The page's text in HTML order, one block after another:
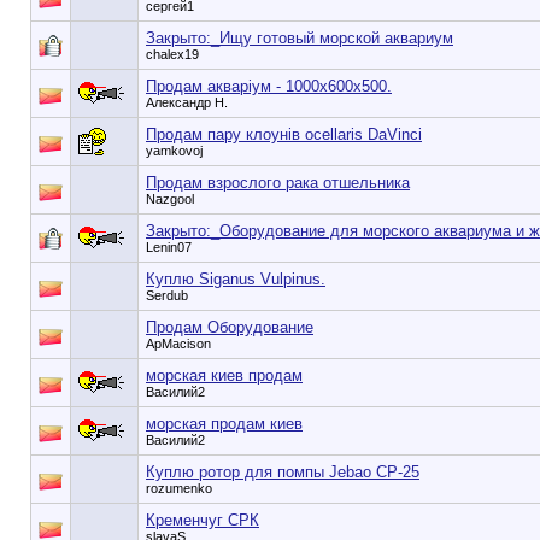
сергей1
Закрыто:_ Ищу готовый морской аквариум
chalex19
Продам акваріум - 1000х600х500.
Александр Н.
Продам пару клоунів ocellaris DaVinci
yamkovoj
Продам взрослого рака отшельника
Nazgool
Закрыто:_ Оборудование для морского аквариума и
Lenin07
Куплю Siganus Vulpinus.
Serdub
Продам Оборудование
ApMacison
морская киев продам
Василий2
морская продам киев
Василий2
Куплю ротор для помпы Jebao CP-25
rozumenko
Кременчуг СРК
slavaS